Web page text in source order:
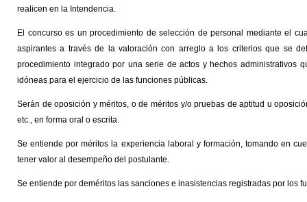
realicen en la Intendencia.
El concurso es un procedimiento de selección de personal mediante el
aspirantes a través de la valoración con arreglo a los criterios que se
procedimiento integrado por una serie de actos y hechos administrativos
idóneas para el ejercicio de las funciones públicas.
Serán de oposición y méritos, o de méritos y/o pruebas de aptitud u
etc., en forma oral o escrita.
Se entiende por méritos la experiencia laboral y formación, tomando en
tener valor al desempeño del postulante.
Se entiende por deméritos las sanciones e inasistencias registradas por los